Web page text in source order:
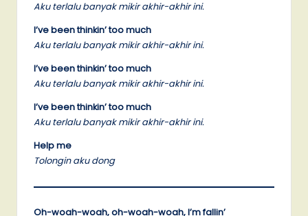
Aku terlalu banyak mikir akhir-akhir ini.
I’ve been thinkin’ too much
Aku terlalu banyak mikir akhir-akhir ini.
I’ve been thinkin’ too much
Aku terlalu banyak mikir akhir-akhir ini.
I’ve been thinkin’ too much
Aku terlalu banyak mikir akhir-akhir ini.
Help me
Tolongin aku dong
Oh-woah-woah, oh-woah-woah, I’m fallin’